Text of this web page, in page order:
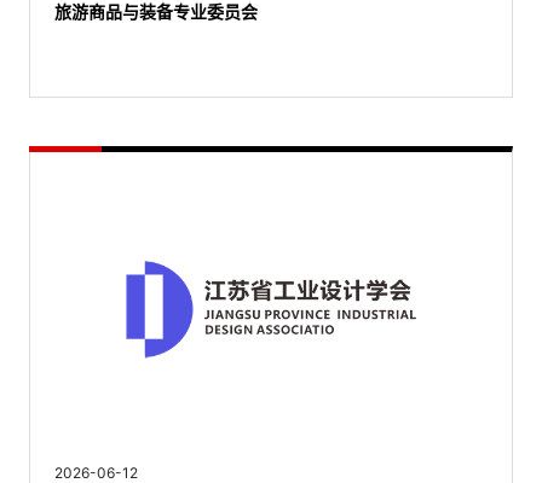
旅游商品与装备专业委员会
2026-06-12